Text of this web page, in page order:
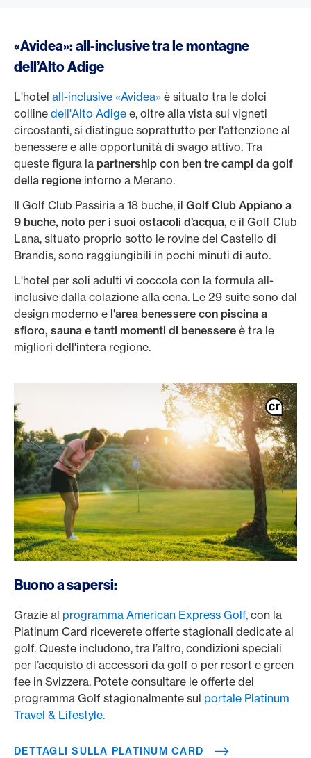
«Avidea»: all-inclusive tra le montagne
dell’Alto Adige
L'hotel all-inclusive «Avidea» è situato tra le dolci
colline dell'Alto Adige e, oltre alla vista sui vigneti
circostanti, si distingue soprattutto per l'attenzione al
benessere e alle opportunità di svago attivo. Tra
queste figura la partnership con ben tre campi da golf
della regione intorno a Merano.
Il Golf Club Passiria a 18 buche, il Golf Club Appiano a
9 buche, noto per i suoi ostacoli d’acqua, e il Golf Club
Lana, situato proprio sotto le rovine del Castello di
Brandis, sono raggiungibili in pochi minuti di auto.
L'hotel per soli adulti vi coccola con la formula all-
inclusive dalla colazione alla cena. Le 29 suite sono dal
design moderno e l'area benessere con piscina a
sfioro, sauna e tanti momenti di benessere è tra le
migliori dell'intera regione.
Buono a sapersi:
Grazie al programma American Express Golf, con la
Platinum Card riceverete offerte stagionali dedicate al
golf. Queste includono, tra l’altro, condizioni speciali
per l’acquisto di accessori da golf o per resort e green
fee in Svizzera. Potete consultare le offerte del
programma Golf stagionalmente sul portale Platinum
Travel & Lifestyle.
DETTAGLI SULLA PLATINUM CARD